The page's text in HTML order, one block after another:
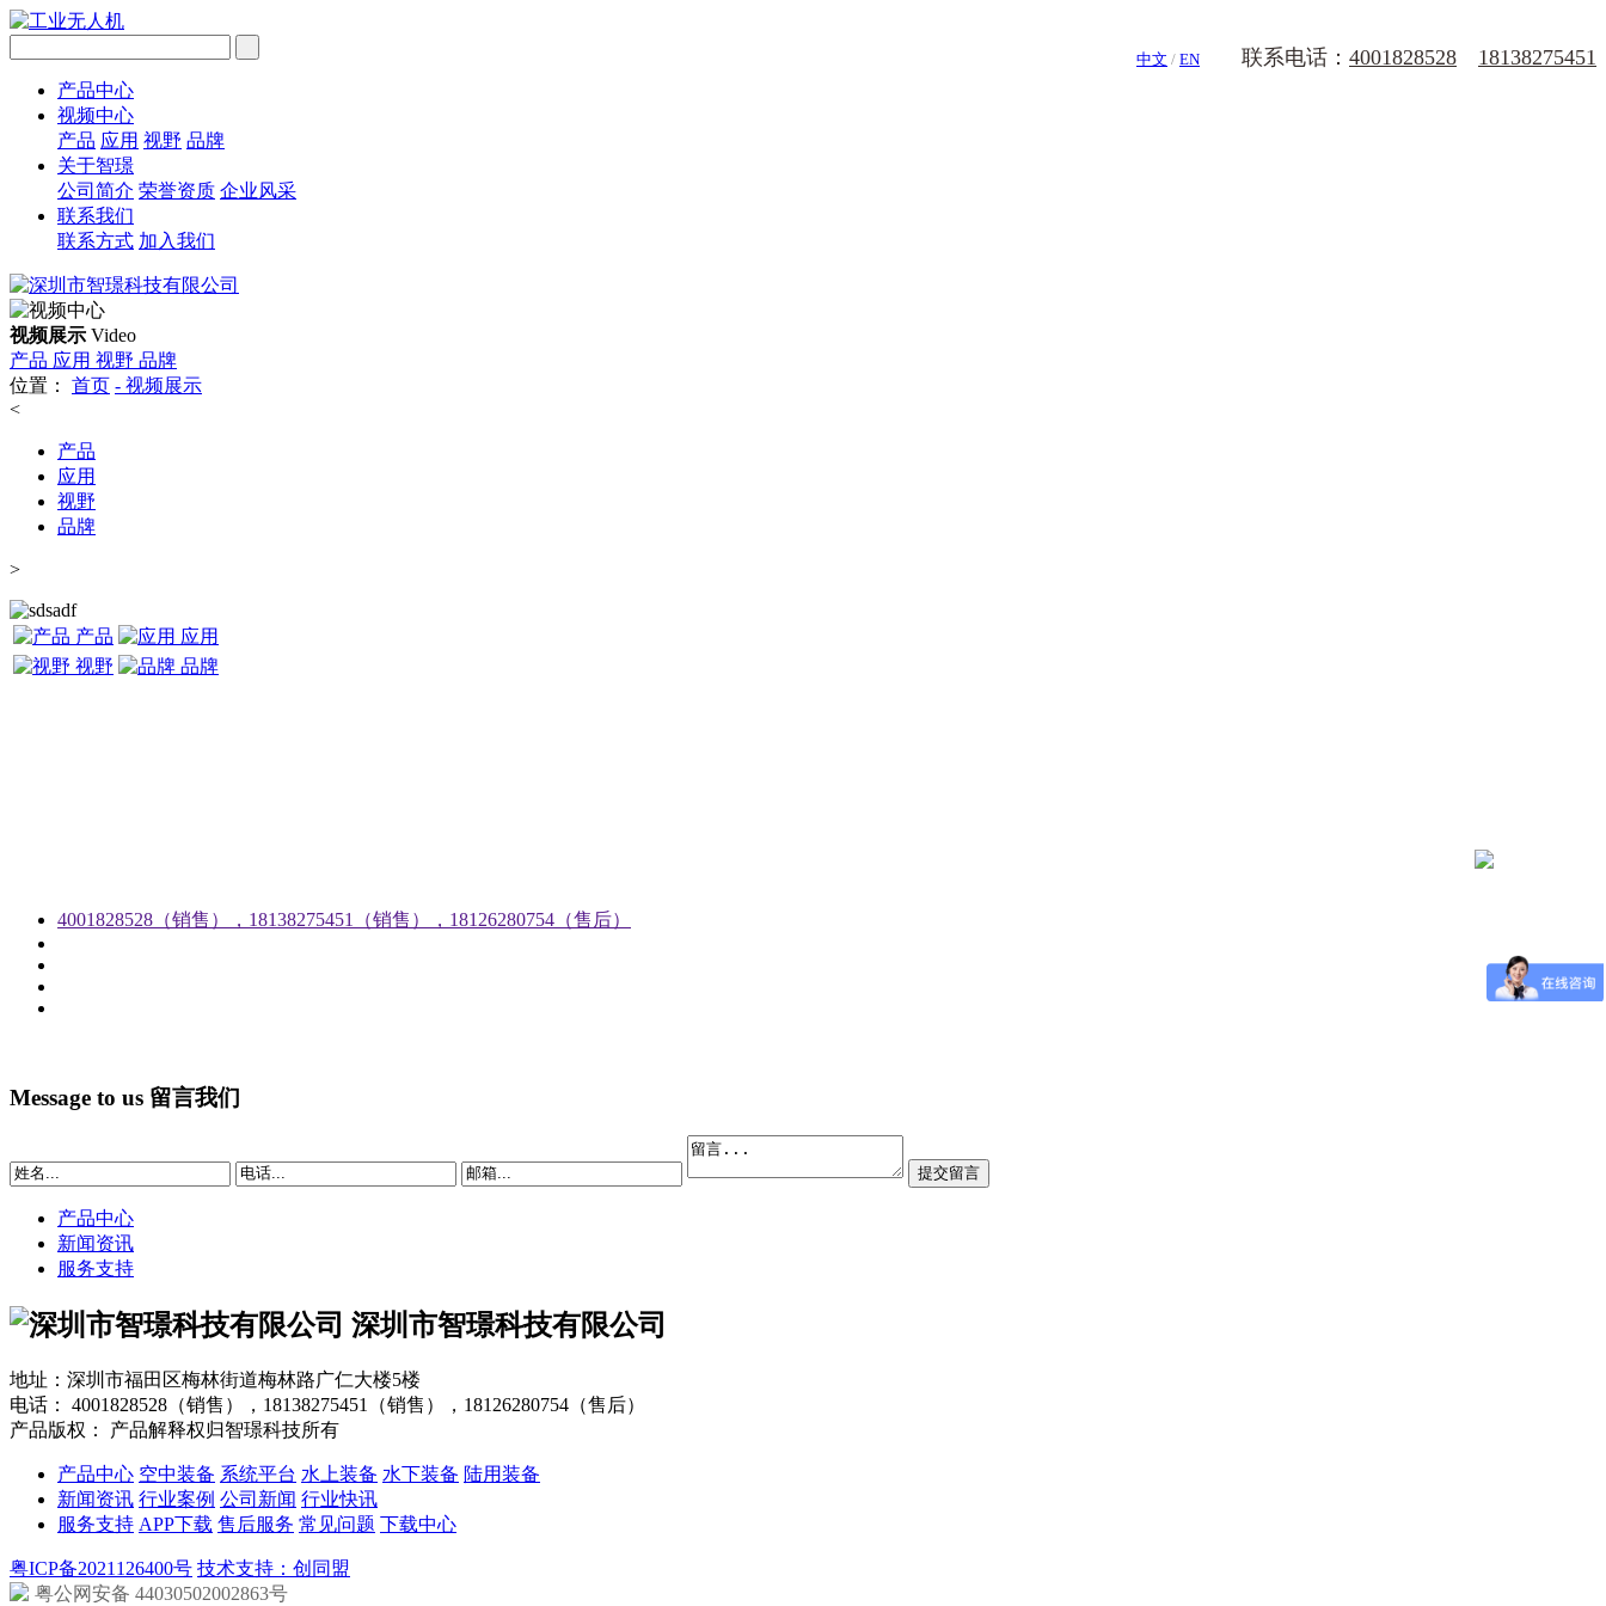
中文 / EN 联系电话： 4001828528 18138275451
产品中心
视频中心
产品 应用 视野 品牌
关于智璟
公司简介 荣誉资质 企业风采
联系我们
联系方式 加入我们
视频展示 Video
产品 应用 视野 品牌
位置：
首页 - 视频展示
<
产品
应用
视野
品牌
>
产品
应用
视野
品牌
4001828528（销售），18138275451（销售），18126280754（售后）
Message to us 留言我们
产品中心
新闻资讯
服务支持
深圳市智璟科技有限公司
地址：深圳市福田区梅林街道梅林路广仁大楼5楼
电话： 4001828528（销售），18138275451（销售），18126280754（售后）
产品版权： 产品解释权归智璟科技所有
产品中心 空中装备 系统平台 水上装备 水下装备 陆用装备
新闻资讯 行业案例 公司新闻 行业快讯
服务支持 APP下载 售后服务 常见问题 下载中心
粤ICP备2021126400号 技术支持：创同盟
粤公网安备 44030502002863号